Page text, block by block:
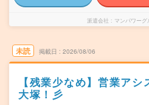
派遣会社 マンパワーグ
未読 掲載日 2026/08/06
【残業少なめ】営業ア
大塚！彡